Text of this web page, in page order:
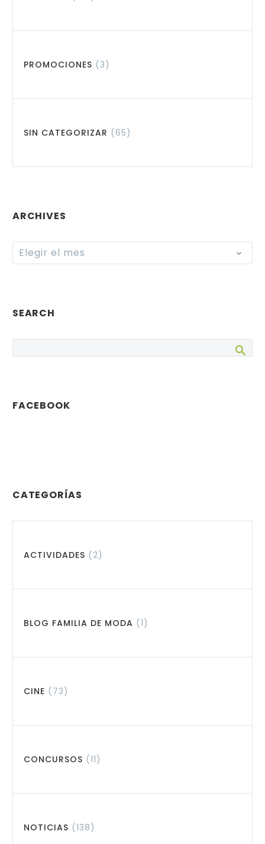
PROMOCIONES (3)
SIN CATEGORIZAR (65)
ARCHIVES
Archives
Elegir el mes
SEARCH
FACEBOOK
CATEGORÍAS
ACTIVIDADES (2)
BLOG FAMILIA DE MODA (1)
CINE (73)
CONCURSOS (11)
NOTICIAS (138)